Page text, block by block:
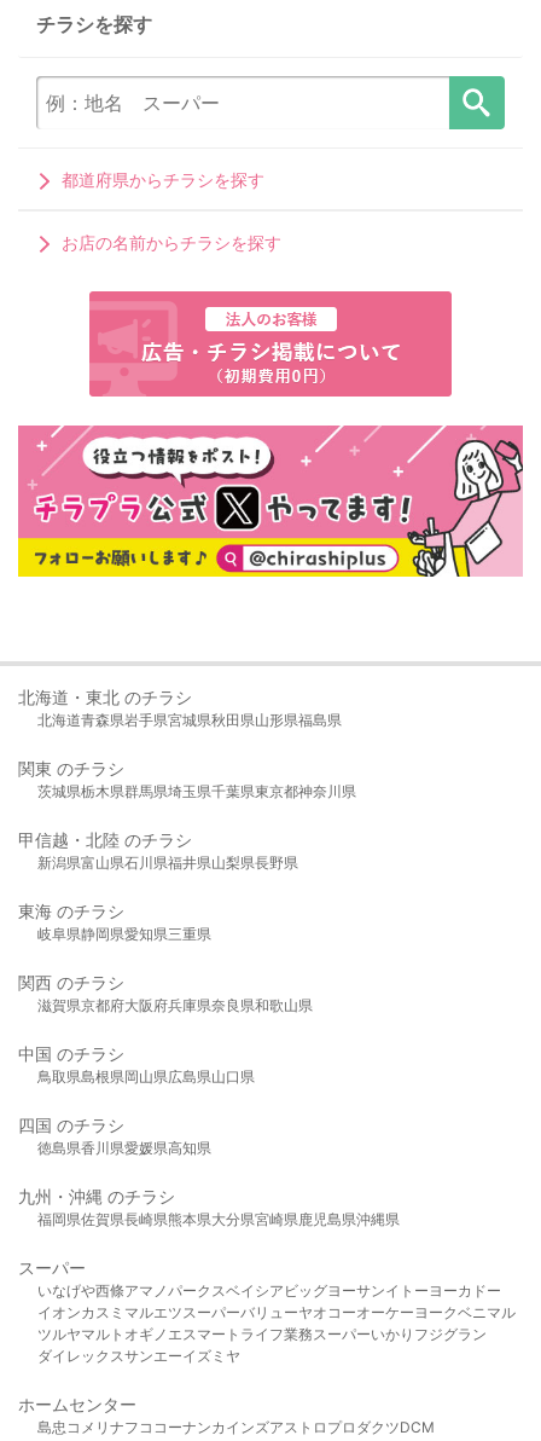
チラシを探す
都道府県からチラシを探す
お店の名前からチラシを探す
北海道・東北 のチラシ
北海道青森県岩手県宮城県秋田県山形県福島県
関東 のチラシ
茨城県栃木県群馬県埼玉県千葉県東京都神奈川県
甲信越・北陸 のチラシ
新潟県富山県石川県福井県山梨県長野県
東海 のチラシ
岐阜県静岡県愛知県三重県
関西 のチラシ
滋賀県京都府大阪府兵庫県奈良県和歌山県
中国 のチラシ
鳥取県島根県岡山県広島県山口県
四国 のチラシ
徳島県香川県愛媛県高知県
九州・沖縄 のチラシ
福岡県佐賀県長崎県熊本県大分県宮崎県鹿児島県沖縄県
スーパー
いなげや西條アマノパークスベイシア ビッグヨーサンイトーヨーカドー
イオンカスミ マルエツスーパーバリューヤオコーオーケー ヨークベニマル
ツルヤマルト オギノ エスマート ライフ業務スーパーいかり フジグラン
ダイレックスサンエーイズミヤ
ホームセンター
島忠 コメリ ナフコ コーナンカインズアストロプロダクツDCM